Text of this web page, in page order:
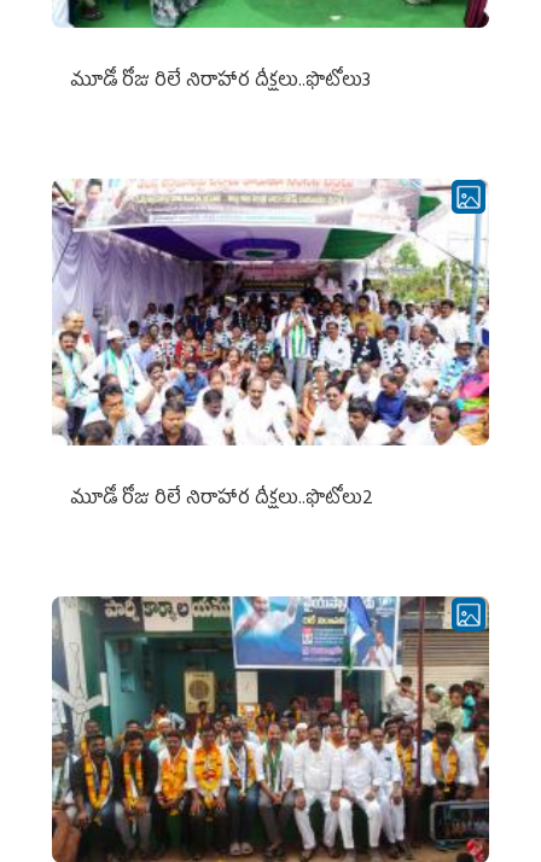
మూడో రోజు రిలే నిరాహార దీక్షలు..ఫొటోలు3
మూడో రోజు రిలే నిరాహార దీక్షలు..ఫొటోలు2